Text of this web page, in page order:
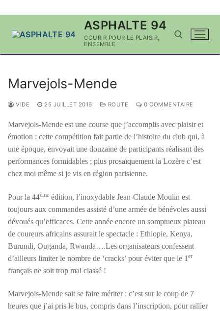
ASPHALTE 94
COURIR POUR LE PLAISIR,
ENSEMBLE
Marvejols-Mende
VIDE 25 JUILLET 2016 ROUTE 0 COMMENTAIRE
Marvejols-Mende est une course que j’accomplis avec plaisir et
émotion : cette compétition fait partie de l’histoire du club qui, à
une époque, envoyait une douzaine de participants réalisant des
performances formidables ; plus prosaïquement la Lozère c’est
chez moi même si je vis en région parisienne.
Pour la 44ème édition, l’inoxydable Jean-Claude Moulin est
toujours aux commandes assisté d’une armée de bénévoles aussi
dévoués qu’efficaces. Cette année encore un somptueux plateau
de coureurs africains assurait le spectacle : Ethiopie, Kenya,
Burundi, Ouganda, Rwanda….Les organisateurs confessent
d’ailleurs limiter le nombre de ‘cracks’ pour éviter que le 1 er
français ne soit trop mal classé !
Marvejols-Mende sait se faire mériter : c’est sur le coup de 7
heures que j’ai pris le bus, compris dans l’inscription, pour rallier